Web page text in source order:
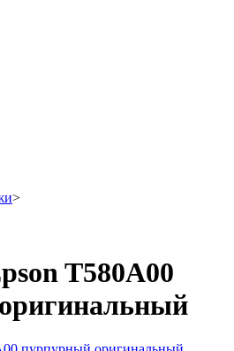
>
T580A00